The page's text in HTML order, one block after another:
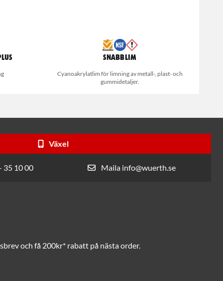
Snabblim
Cyanoakrylatlim för limning av metall-, plast- och
gummidetaljer.
Växel
35 10 00 Maila info@wuerth.se
och få 200kr* rabatt på nästa order.